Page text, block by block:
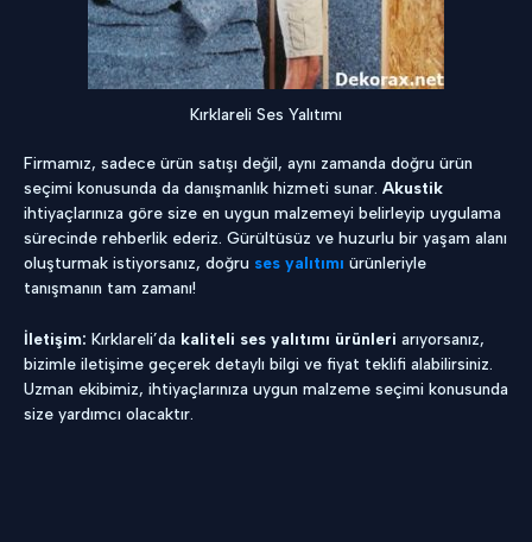
Kırklareli Ses Yalıtımı
Firmamız, sadece ürün satışı değil, aynı zamanda doğru ürün
seçimi konusunda da danışmanlık hizmeti sunar. Akustik
ihtiyaçlarınıza göre size en uygun malzemeyi belirleyip uygulama
sürecinde rehberlik ederiz. Gürültüsüz ve huzurlu bir yaşam alanı
oluşturmak istiyorsanız, doğru ses yalıtımı ürünleriyle
tanışmanın tam zamanı!
İletişim: Kırklareli’da kaliteli ses yalıtımı ürünleri arıyorsanız,
bizimle iletişime geçerek detaylı bilgi ve fiyat teklifi alabilirsiniz.
Uzman ekibimiz, ihtiyaçlarınıza uygun malzeme seçimi konusunda
size yardımcı olacaktır.